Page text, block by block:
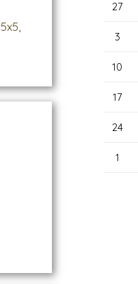
27
3
10
17
24
1